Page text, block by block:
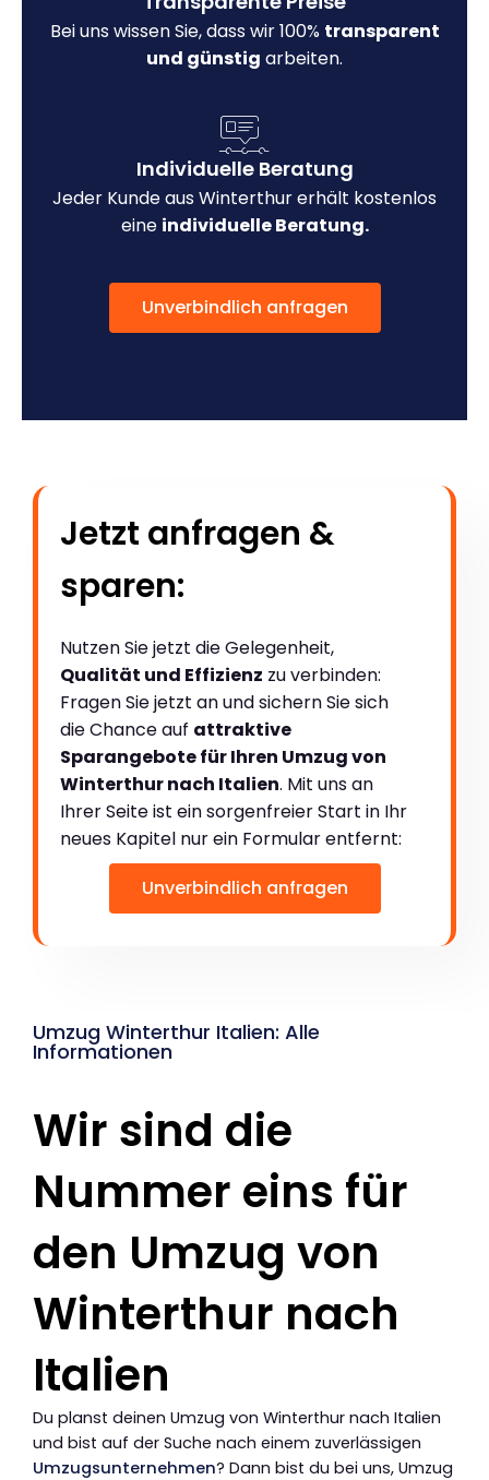
Bei uns wissen Sie, dass wir 100% transparent
und günstig arbeiten.
Individuelle Beratung
Jeder Kunde aus Winterthur erhält kostenlos
eine individuelle Beratung.
Unverbindlich anfragen
Jetzt anfragen &
sparen:
Nutzen Sie jetzt die Gelegenheit,
Qualität und Effizienz zu verbinden:
Fragen Sie jetzt an und sichern Sie sich
die Chance auf attraktive
Sparangebote für Ihren Umzug von
Winterthur nach Italien. Mit uns an
Ihrer Seite ist ein sorgenfreier Start in Ihr
neues Kapitel nur ein Formular entfernt:
Unverbindlich anfragen
Umzug Winterthur Italien: Alle
Informationen
Wir sind die
Nummer eins für
den Umzug von
Winterthur nach
Italien
Du planst deinen Umzug von Winterthur nach Italien
und bist auf der Suche nach einem zuverlässigen
Umzugsunternehmen? Dann bist du bei uns, Umzug